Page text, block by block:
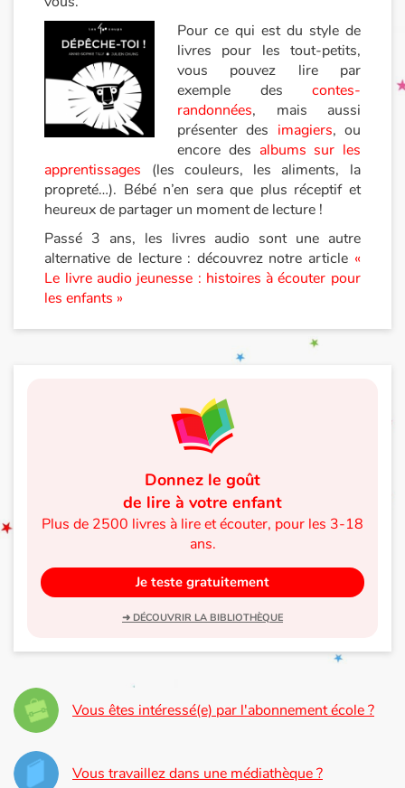
Pour ce qui est du style de
livres pour les tout-petits,
vous pouvez lire par
exemple des contes-
randonnées, mais aussi
présenter des imagiers, ou
encore des albums sur les
apprentissages (les couleurs, les aliments, la
propreté…). Bébé n’en sera que plus réceptif et
heureux de partager un moment de lecture !
Passé 3 ans, les livres audio sont une autre
alternative de lecture : découvrez notre article «
Le livre audio jeunesse : histoires à écouter pour
les enfants »
Donnez le goût
de lire à votre enfant
Plus de 2500 livres à lire et écouter, pour les 3-18
ans.
Je teste gratuitement
➜ DÉCOUVRIR LA BIBLIOTHÈQUE
Vous êtes intéressé(e) par l'abonnement école ?
Vous travaillez dans une médiathèque ?